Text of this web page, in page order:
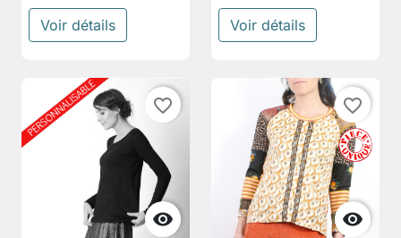
Voir détails Voir détails

favorite_border

favorite_border